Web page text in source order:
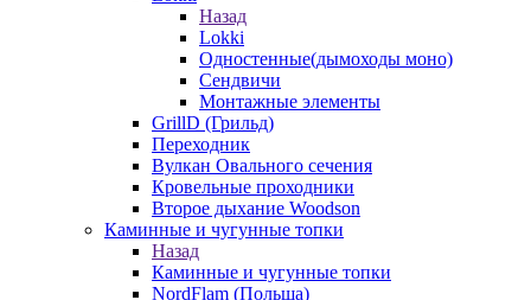
Назад
Lokki
Одностенные(дымоходы моно)
Сендвичи
Монтажные элементы
GrillD (Грильд)
Переходник
Вулкан Овального сечения
Кровельные проходники
Второе дыхание Woodson
Каминные и чугунные топки
Назад
Каминные и чугунные топки
NordFlam (Польша)